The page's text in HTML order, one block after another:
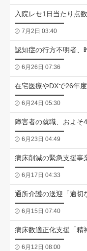
入院レセ1日当たり点
7月2日 03:40
認知症の行方不明者、
6月26日 07:36
在宅医療やDXで26年
6月24日 05:30
障害者の就職、およそ
6月23日 04:49
病床削減の緊急支援事
6月17日 04:33
通所介護の送迎「適切
6月15日 07:40
病床数適正化支援「精
6月12日 08:00